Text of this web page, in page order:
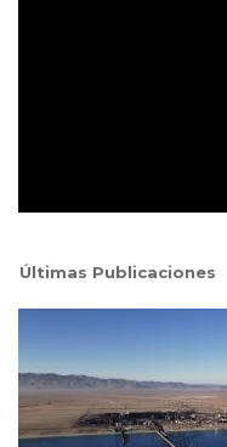
Últimas Publicaciones